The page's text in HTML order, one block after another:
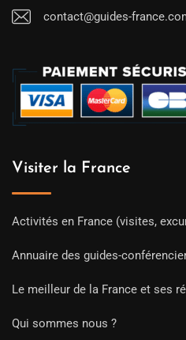
contact@guides-
Visiter la France
Activités en France (visites,
Annuaire des guides-
Le meilleur de la France et ses
Qui sommes nous ?